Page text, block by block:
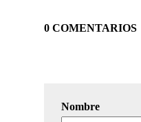
0 COMENTARIOS
Nombre